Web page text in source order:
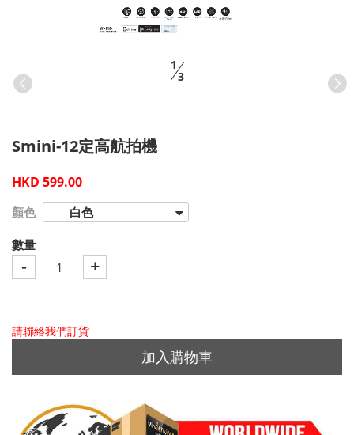
1
3
Smini-12定高航拍機
HKD 599.00
顏色 白色
數量
- +
請聯絡我們訂貨
加入購物車